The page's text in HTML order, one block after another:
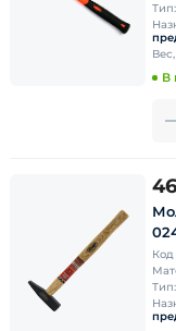
Тип:
В
Код
Тип: